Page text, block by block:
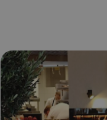
cyprusen.wiz-
guide.com
1 εβδομάδα 3